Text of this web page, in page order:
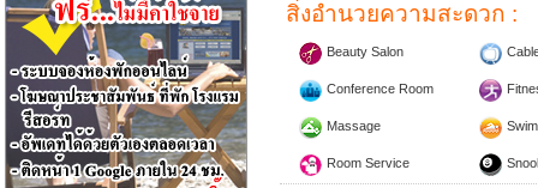
สิ่งอำนวยความสะดวก :
Beauty Salon
Conference Room
Massage
Room Service